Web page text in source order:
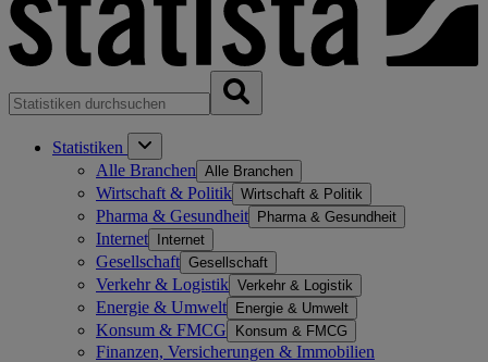
Statistiken
Alle Branchen Alle Branchen
Wirtschaft & Politik Wirtschaft & Politik
Pharma & Gesundheit Pharma & Gesundheit
Internet Internet
Gesellschaft Gesellschaft
Verkehr & Logistik Verkehr & Logistik
Energie & Umwelt Energie & Umwelt
Konsum & FMCG Konsum & FMCG
Finanzen, Versicherungen & Immobilien